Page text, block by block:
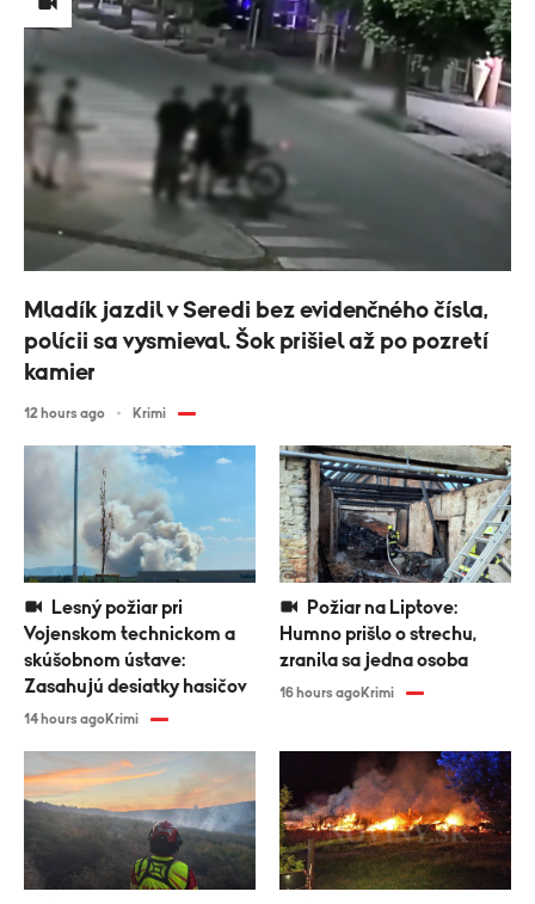
Mladík jazdil v Seredi bez evidenčného čísla,
polícii sa vysmieval. Šok prišiel až po pozretí
kamier
12 hours ago Krimi
Vojenskom technickom a
skúšobnom ústave:
Zasahujú desiatky hasičov
14 hours agoKrimi
Humno prišlo o strechu,
zranila sa jedna osoba
16 hours agoKrimi